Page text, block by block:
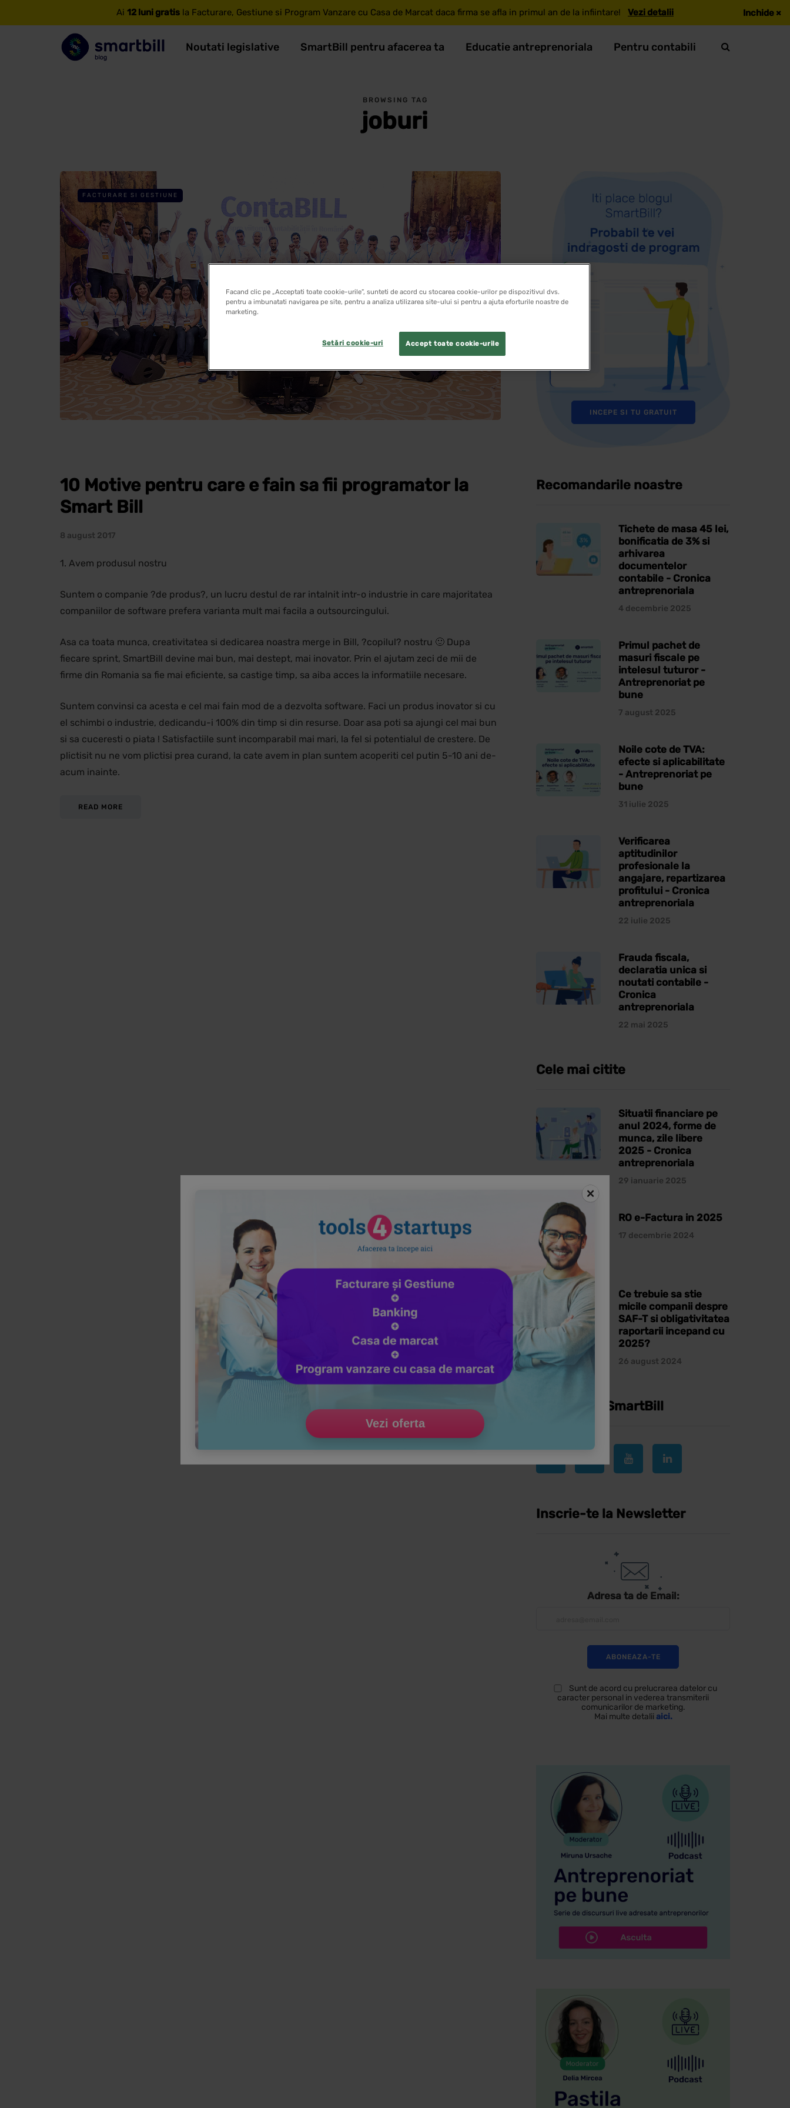
Ai 12 luni gratis la Facturare, Gestiune si Program Vanzare cu Casa de Marcat daca firma se afla in primul an de la infiintare! Vezi detalii Inchide ×
Noutati legislative SmartBill pentru afacerea ta Educatie antreprenoriala Pentru contabili
BROWSING TAG
joburi
FACTURARE SI GESTIUNE
10 Motive pentru care e fain sa fii programator la
Smart Bill
8 august 2017
1. Avem produsul nostru
Suntem o companie ?de produs?, un lucru destul de rar intalnit intr-o industrie in care majoritatea
companiilor de software prefera varianta mult mai facila a outsourcingului.
Asa ca toata munca, creativitatea si dedicarea noastra merge in Bill, ?copilul? nostru 🙂 Dupa
fiecare sprint, SmartBill devine mai bun, mai destept, mai inovator. Prin el ajutam zeci de mii de
firme din Romania sa fie mai eficiente, sa castige timp, sa aiba acces la informatiile necesare.
Suntem convinsi ca acesta e cel mai fain mod de a dezvolta software. Faci un produs inovator si cu
el schimbi o industrie, dedicandu-i 100% din timp si din resurse. Doar asa poti sa ajungi cel mai bun
si sa cuceresti o piata ! Satisfactiile sunt incomparabil mai mari, la fel si potentialul de crestere. De
plictisit nu ne vom plictisi prea curand, la cate avem in plan suntem acoperiti cel putin 5-10 ani de-
acum inainte.
READ MORE
INCEPE SI TU GRATUIT
Recomandarile noastre
Tichete de masa 45 lei,
bonificatia de 3% si
arhivarea
documentelor
contabile - Cronica
antreprenoriala
4 decembrie 2025
Primul pachet de
masuri fiscale pe
intelesul tuturor -
Antreprenoriat pe
bune
7 august 2025
Noile cote de TVA:
efecte si aplicabilitate
- Antreprenoriat pe
bune
31 iulie 2025
Verificarea
aptitudinilor
profesionale la
angajare, repartizarea
profitului - Cronica
antreprenoriala
22 iulie 2025
Frauda fiscala,
declaratia unica si
noutati contabile -
Cronica
antreprenoriala
22 mai 2025
Cele mai citite
Situatii financiare pe
anul 2024, forme de
munca, zile libere
2025 - Cronica
antreprenoriala
29 ianuarie 2025
RO e-Factura in 2025
17 decembrie 2024
Ce trebuie sa stie
micile companii despre
SAF-T si obligativitatea
raportarii incepand cu
2025?
26 august 2024
Urmareste SmartBill
Inscrie-te la Newsletter
Adresa ta de Email:
Sunt de acord cu prelucrarea datelor cu
caracter personal in vederea transmiterii
comunicarilor de marketing.
Mai multe detalii aici.
Vezi oferta
Facand clic pe „Acceptati toate cookie-urile”, sunteti de acord cu stocarea cookie-urilor pe dispozitivul dvs.
pentru a imbunatati navigarea pe site, pentru a analiza utilizarea site-ului si pentru a ajuta eforturile noastre de
marketing.
Accept toate cookie-urile
Setări cookie-uri